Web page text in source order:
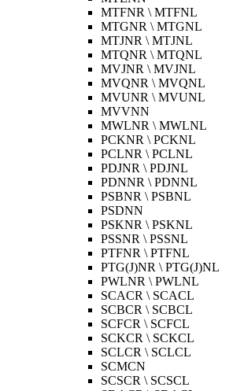
MTFNR \ MTFNL
MTGNR \ MTGNL
MTJNR \ MTJNL
MTQNR \ MTQNL
MVJNR \ MVJNL
MVQNR \ MVQNL
MVUNR \ MVUNL
MVVNN
MWLNR \ MWLNL
PCKNR \ PCKNL
PCLNR \ PCLNL
PDJNR \ PDJNL
PDNNR \ PDNNL
PSBNR \ PSBNL
PSDNN
PSKNR \ PSKNL
PSSNR \ PSSNL
PTFNR \ PTFNL
PTG(J)NR \ PTG(J)NL
PWLNR \ PWLNL
SCACR \ SCACL
SCBCR \ SCBCL
SCFCR \ SCFCL
SCKCR \ SCKCL
SCLCR \ SCLCL
SCMCN
SCSCR \ SCSCL